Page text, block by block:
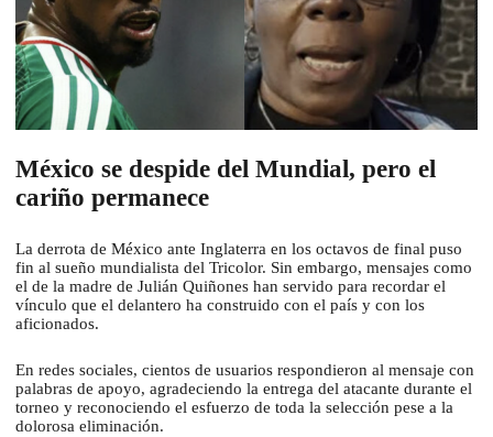
México se despide del Mundial, pero el
cariño permanece
La derrota de México ante Inglaterra en los octavos de final puso
fin al sueño mundialista del Tricolor. Sin embargo, mensajes como
el de la madre de Julián Quiñones han servido para recordar el
vínculo que el delantero ha construido con el país y con los
aficionados.
En redes sociales, cientos de usuarios respondieron al mensaje con
palabras de apoyo, agradeciendo la entrega del atacante durante el
torneo y reconociendo el esfuerzo de toda la selección pese a la
dolorosa eliminación.